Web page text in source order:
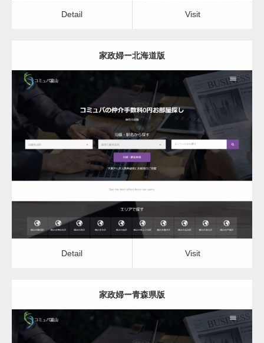
Detail Visit
家政婦ー北海道版
更新日： 2022.12.06
Detail Visit
Detail Visit
家政婦ー青森県版
生活支援